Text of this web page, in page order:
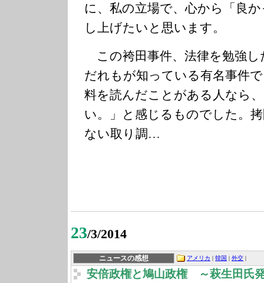
に、私の立場で、心から「良
し上げたいと思います。
この袴田事件、法律を勉強
だれもが知っている有名事件
料を読んだことがある人なら
い。」と感じるものでした。
ない取り調…
23/3/2014
ニュースの感想 アメリカ | 韓国 | 外交 |
安倍政権と鳩山政権 ～萩生田氏